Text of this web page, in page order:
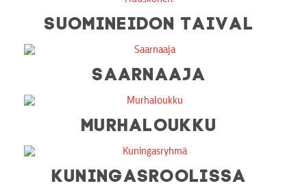
SUOMINEIDON TAIVAL
SAARNAAJA
MURHALOUKKU
KUNINGASROOLISSA